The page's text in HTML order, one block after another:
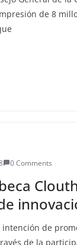
de 8
0 Comments
intención de
de la